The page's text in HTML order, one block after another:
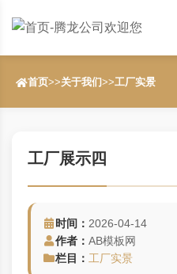
首页>>关于我们>>工厂实景
工厂展示四
时间： 2026-04-14
作者： AB模板网
栏目： 工厂实景